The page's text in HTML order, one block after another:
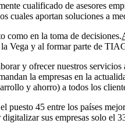
cualificado de asesores
cuales aportan soluciones a
como en la toma de decisiones.
Vega y al formar parte de
y ofrecer nuestros
la empresas en la
y ahorro) a todos los
puesto 45 entre los países
sus empresas solo el